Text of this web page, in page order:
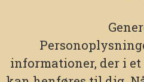
informationer, der i